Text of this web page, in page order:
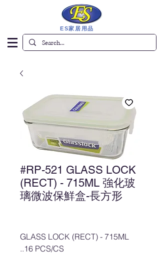
ES家居用品
#RP-521 GLASS LOCK
(RECT) - 715ML 強化玻
璃微波保鮮盒-長方形
GLASS LOCK (RECT) - 715ML
..16 PCS/CS